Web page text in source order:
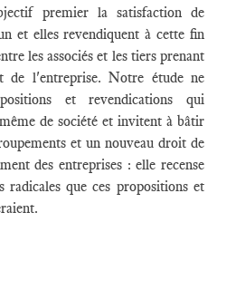
premier la satisfaction de
et elles revendiquent à cette fin
les associés et les tiers prenant
de l'entreprise. Notre étude ne
et revendications qui
de société et invitent à bâtir
et un nouveau droit de
des entreprises : elle recense
radicales que ces propositions et